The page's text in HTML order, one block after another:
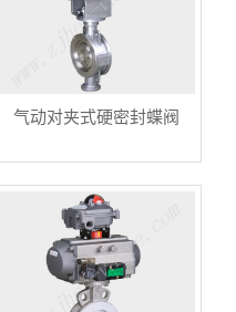
气动对夹式硬密封蝶阀